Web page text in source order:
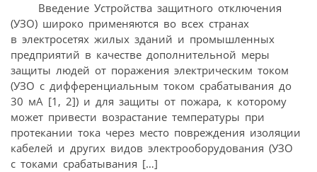
Введение Устройства защитного отключения
(УЗО) широко применяются во всех странах
в электросетях жилых зданий и промышленных
предприятий в качестве дополнительной меры
защиты людей от поражения электрическим током
(УЗО с дифференциальным током срабатывания до
30 мА [1, 2]) и для защиты от пожара, к которому
может привести возрастание температуры при
протекании тока через место повреждения изоляции
кабелей и других видов электрооборудования (УЗО
с токами срабатывания […]